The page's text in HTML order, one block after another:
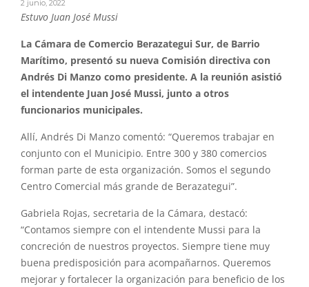
2 junio, 2022
Estuvo Juan José Mussi
La Cámara de Comercio Berazategui Sur, de Barrio
Marítimo, presentó su nueva Comisión directiva con
Andrés Di Manzo como presidente. A la reunión asistió
el intendente Juan José Mussi, junto a otros
funcionarios municipales.
Allí, Andrés Di Manzo comentó: “Queremos trabajar en
conjunto con el Municipio. Entre 300 y 380 comercios
forman parte de esta organización. Somos el segundo
Centro Comercial más grande de Berazategui”.
Gabriela Rojas, secretaria de la Cámara, destacó:
“Contamos siempre con el intendente Mussi para la
concreción de nuestros proyectos. Siempre tiene muy
buena predisposición para acompañarnos. Queremos
mejorar y fortalecer la organización para beneficio de los